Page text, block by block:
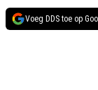
Voeg DDS toe op